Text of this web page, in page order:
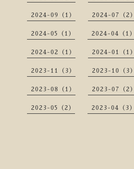
2024-09（1） 2024-07（2）
2024-05（1） 2024-04（1）
2024-02（1） 2024-01（1）
2023-11（3） 2023-10（3）
2023-08（1） 2023-07（2）
2023-05（2） 2023-04（3）